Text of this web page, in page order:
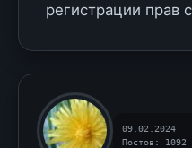
регистрации прав
09.02.2024
Постов: 1092